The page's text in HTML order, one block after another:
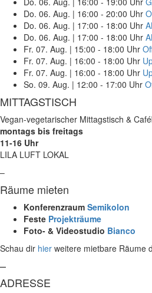
Do. 06. Aug. | 16:00 - 20:00 Uhr
Do. 06. Aug. | 17:00 - 18:00 Uhr
Do. 06. Aug. | 17:00 - 18:00 Uhr
Fr. 07. Aug. | 15:00 - 18:00 Uhr
Fr. 07. Aug. | 16:00 - 18:00 Uhr
Fr. 07. Aug. | 16:00 - 18:00 Uhr
So. 09. Aug. | 12:00 - 17:00 Uhr
MITTAGSTISCH
Vegan-vegetarischer Mittagstisch &
montags bis freitags
11-16 Uhr
LILA LUFT LOKAL
–
Räume mieten
Konferenzraum Semikolon
Feste Projekträume
Foto- & Videostudio Bianco
Schau dir hier weitere mietbare Räume
–
ADRESSE